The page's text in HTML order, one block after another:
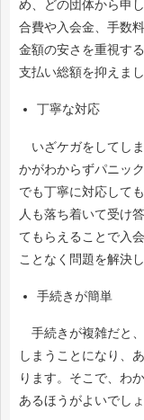
め、どの団体から申
合費や入会金、手数
金額の安さを重視す
支払い総額を抑えまし
丁寧な対応
いざケガをしてし
かがわからずパニッ
でも丁寧に対応して
人も落ち着いて受け
てもらえることで入
ことなく問題を解決
手続きが簡単
手続きが複雑だと
しまうことになり、
ります。そこで、わ
あるほうがよいでしょ